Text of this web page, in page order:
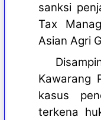
sanksi
Tax
Asian Agri
Kawarang
kasus
terkena